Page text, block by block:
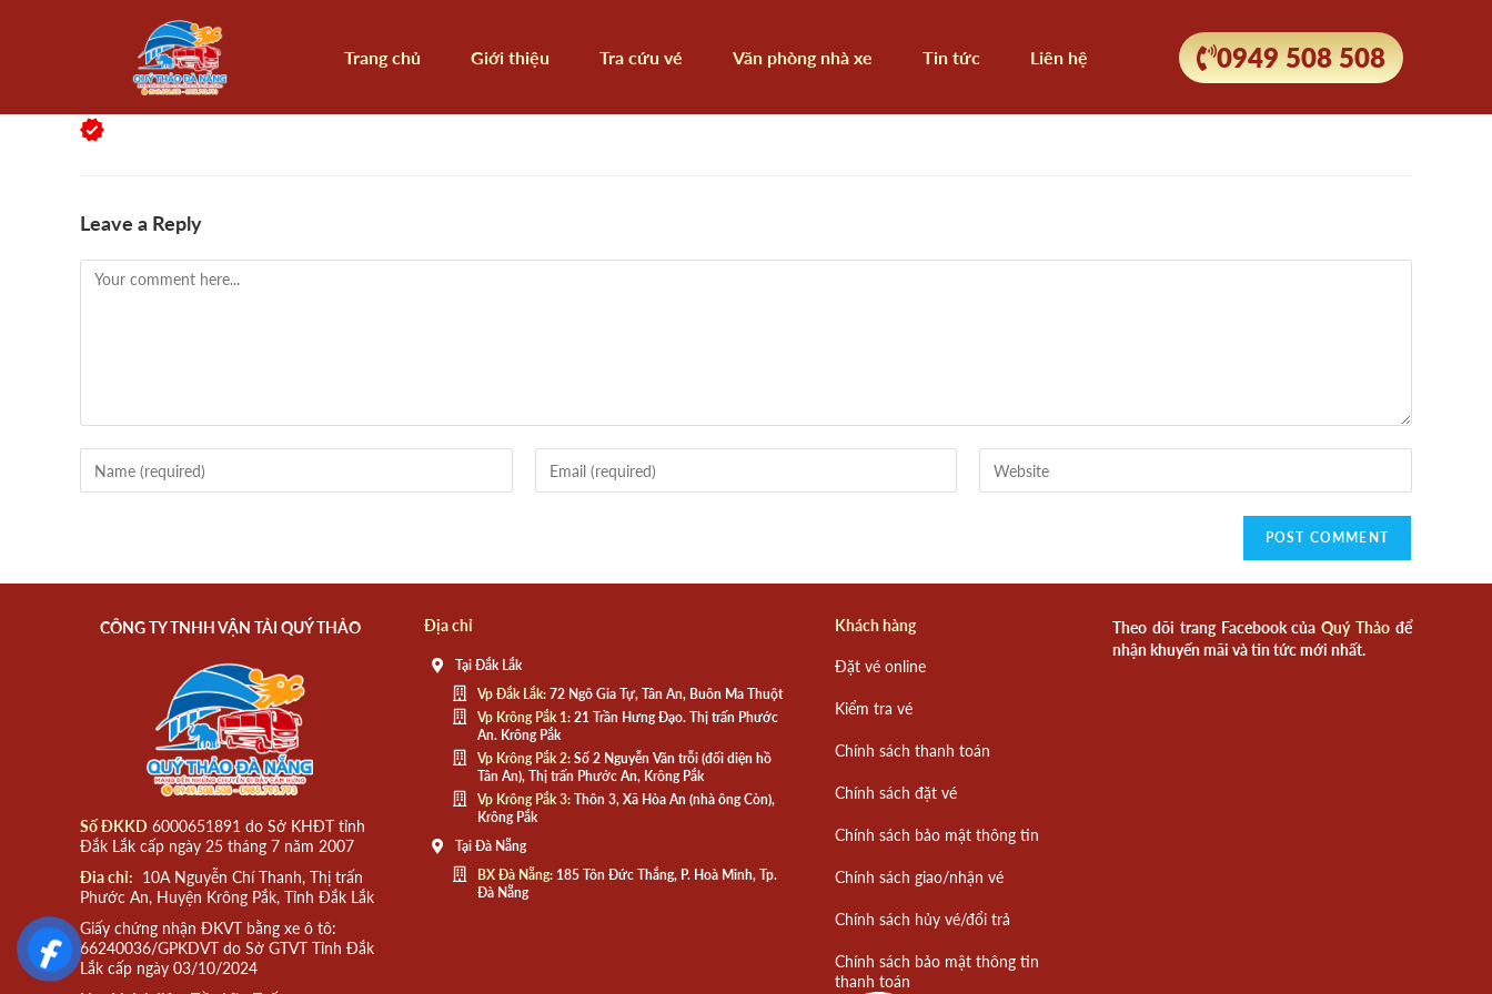
Trang chủ Giới thiệu Tra cứu vé Văn phòng nhà xe Tin tức Liên hệ 0949 508 508
Leave a Reply
CÔNG TY TNHH VẬN TẢI QUÝ THẢO
Số ĐKKD 6000651891 do Sở KHĐT tỉnh
Đắk Lắk cấp ngày 25 tháng 7 năm 2007
Đia chỉ: 10A Nguyễn Chí Thanh, Thị trấn
Phước An, Huyện Krông Pắk, Tỉnh Đắk Lắk
Giấy chứng nhận ĐKVT bằng xe ô tô:
66240036/GPKDVT do Sở GTVT Tỉnh Đắk
Lắk cấp ngày 03/10/2024
Địa chỉ
Tại Đắk Lắk
Vp Đắk Lắk:72 Ngô Gia Tự, Tân An, Buôn Ma Thuột
Vp Krông Pắk 1:21 Trần Hưng Đạo. Thị trấn Phước
An. Krông Pắk
Vp Krông Pắk 2:Số 2 Nguyễn Văn trỗi (đối diện hồ
Tân An), Thị trấn Phước An, Krông Pắk
Vp Krông Pắk 3:Thôn 3, Xã Hòa An (nhà ông Còn),
Krông Pắk
Tại Đà Nẵng
BX Đà Nẵng:185 Tôn Đức Thắng, P. Hoà Minh, Tp.
Đà Nẵng
Khách hàng
Đặt vé online
Kiểm tra vé
Chính sách thanh toán
Chính sách đặt vé
Chính sách bảo mật thông tin
Chính sách giao/nhận vé
Chính sách hủy vé/đổi trả
Chính sách bảo mật thông tin
thanh toán
Theo dõi trang Facebook củaQuý Thảo để
nhận khuyến mãi và tin tức mới nhất.